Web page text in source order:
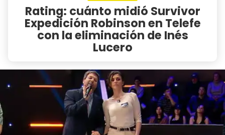
Rating: cuánto midió Survivor
Expedición Robinson en Telefe
con la eliminación de Inés
Lucero